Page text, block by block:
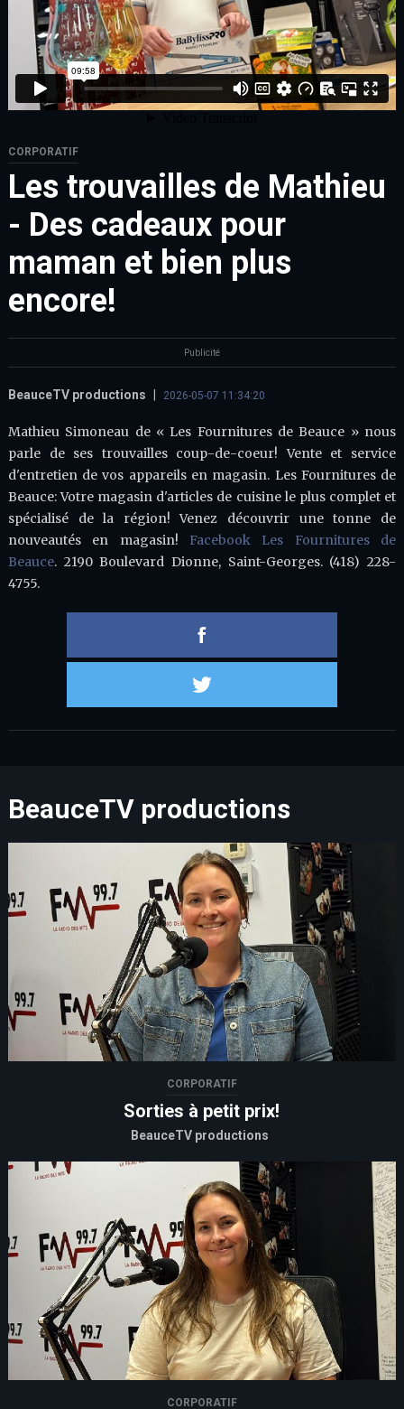
CORPORATIF
Les trouvailles de Mathieu
- Des cadeaux pour
maman et bien plus
encore!
Publicité
BeauceTV productions 2026-05-07 11:34:20
Mathieu Simoneau de « Les Fournitures de Beauce » nous
parle de ses trouvailles coup-de-coeur! Vente et service
d'entretien de vos appareils en magasin. Les Fournitures de
Beauce: Votre magasin d'articles de cuisine le plus complet et
spécialisé de la région! Venez découvrir une tonne de
nouveautés en magasin! Facebook Les Fournitures de
Beauce. 2190 Boulevard Dionne, Saint-Georges. (418) 228-
4755.
BeauceTV productions
CORPORATIF
Sorties à petit prix!
BeauceTV productions
CORPORATIF